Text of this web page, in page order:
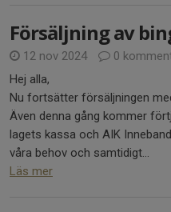
Försäljning av
12 nov 2024
0
Hej alla,
Nu fortsätter försäljningen
Även denna gång kommer
lagets kassa och AIK
våra behov och samtidigt...
Läs mer